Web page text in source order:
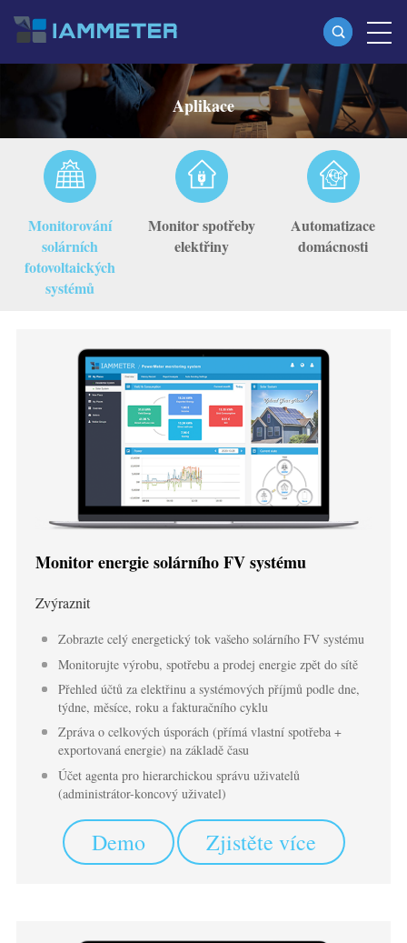
produkty
Jednofázový Wi-Fi měřič energie (WEM3080)
Třífázový Wi-Fi měřič energie (WEM3080T)
Třífázový Wi-Fi měřič energie (WEM3046T)
Třífázový Wi-Fi měřič energie (WEM3050T)
WiFi Power Controller
Samoobslužná hostingová služba
Nabíječka EV
Simulátor IAMMETER
Virtuální měřič
Systém energetického předpovídání a simulace
Aplikace
Monitor energie solárního FV systému
Automatizace domácnosti
Tovární energetické monitorování
Ukládat
Rychlý start produktu
Dokument
Výukové video
FAQ
Zprávy
Společenství
Vývojář
Prozkoumat
Program odměn
Kontakt
O nás
Aplikace
Monitorování
solárních
fotovoltaických
systémů
Monitor spotřeby
elektřiny
Automatizace
domácnosti
Monitor energie solárního FV systému
Zvýraznit
Zobrazte celý energetický tok vašeho solárního FV systému
Monitorujte výrobu, spotřebu a prodej energie zpět do sítě
Přehled účtů za elektřinu a systémových příjmů podle dne,
týdne, měsíce, roku a fakturačního cyklu
Zpráva o celkových úsporách (přímá vlastní spotřeba +
exportovaná energie) na základě času
Účet agenta pro hierarchickou správu uživatelů
(administrátor-koncový uživatel)
Demo Zjistěte více